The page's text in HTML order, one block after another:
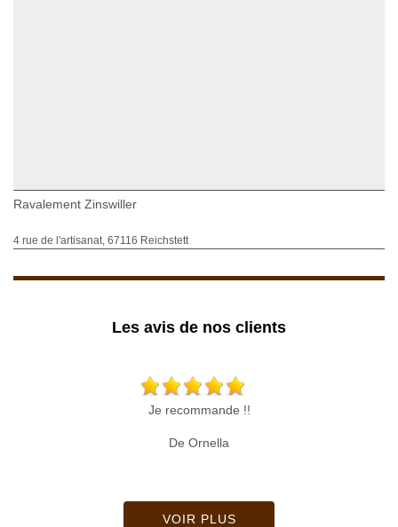
Ravalement Zinswiller
4 rue de l'artisanat, 67116 Reichstett
Les avis de nos clients
Je recommande !!
De Ornella
VOIR PLUS